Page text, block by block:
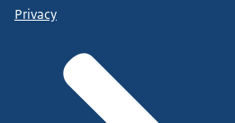
Privacy